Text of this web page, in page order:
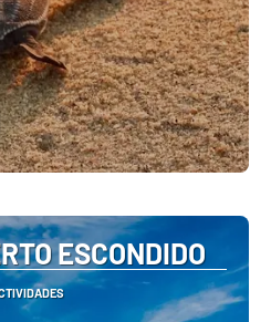
ESCONDIDO